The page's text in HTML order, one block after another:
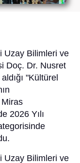
Uzay Bilimleri ve
Doç. Dr. Nusret
"Kültürel
2026 Yılı
Uzay Bilimleri ve